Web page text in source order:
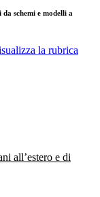
schemi e modelli a
la rubrica
all’estero e di